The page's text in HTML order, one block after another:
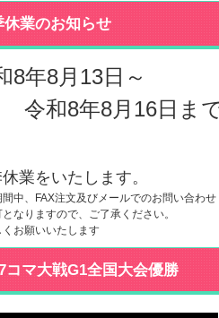
休業のお知らせ
8年8月13日～
令和8年8月16日ま
業をいたします。
間中、FAX注文及びメールでのお問い合わせ
なりますので、ご了承ください。
くお願いいたします
コマ大戦G1全国大会優勝